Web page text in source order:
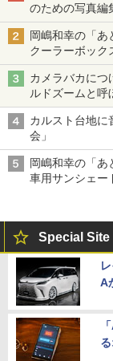
のための写真編
る「Filmator」
岡嶋和幸の「
クーラーボック
カメラバカにつ
ルドズームと呼
カルスト台地に
会」
岡嶋和幸の「あ
車用サンシェー
Special Site
A